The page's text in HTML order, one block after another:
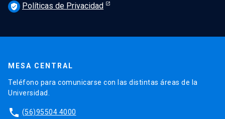
verified_user Políticas de Privacidad
MESA CENTRAL
Teléfono para comunicarse con las distintas áreas de la
Universidad.
phone (56)95504 4000